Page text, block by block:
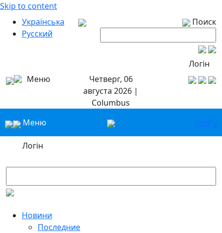
Skip to content
Українська
Русский
Поиск
Логін
Меню
Четверг, 06
августа 2026 |
Columbus
Меню
УкрРу
Логін
Новини
Последние